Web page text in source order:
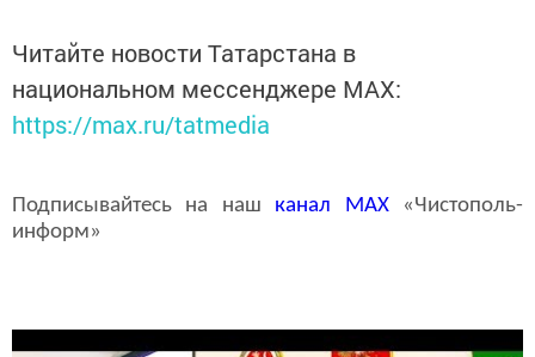
Читайте новости Татарстана в
национальном мессенджере MАХ:
https://max.ru/tatmedia
Подписывайтесь на наш канал MAX«Чистополь-
информ»